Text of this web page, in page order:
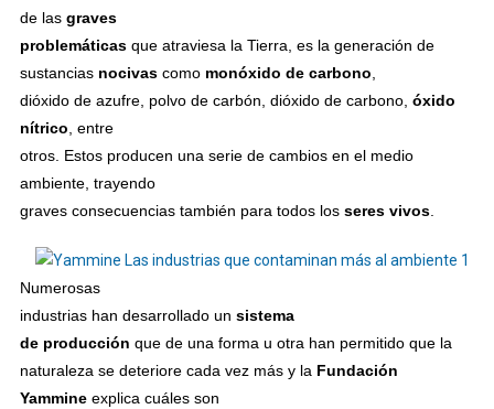
de las graves
problemáticasque atraviesa la Tierra, es la generación de
sustancias nocivascomo monóxido de carbono
dióxido de azufre, polvo de carbón, dióxido de carbono, óxido
nítrico , entre
otros. Estos producen una serie de cambios en el medio
ambiente, trayendo
graves consecuencias también para todos los seres vivos.
Numerosas
industrias han desarrollado un sistema
de producción que de una forma u otra han permitido que la
naturaleza se deteriore cada vez más y la Fundación
Yammineexplica cuáles son